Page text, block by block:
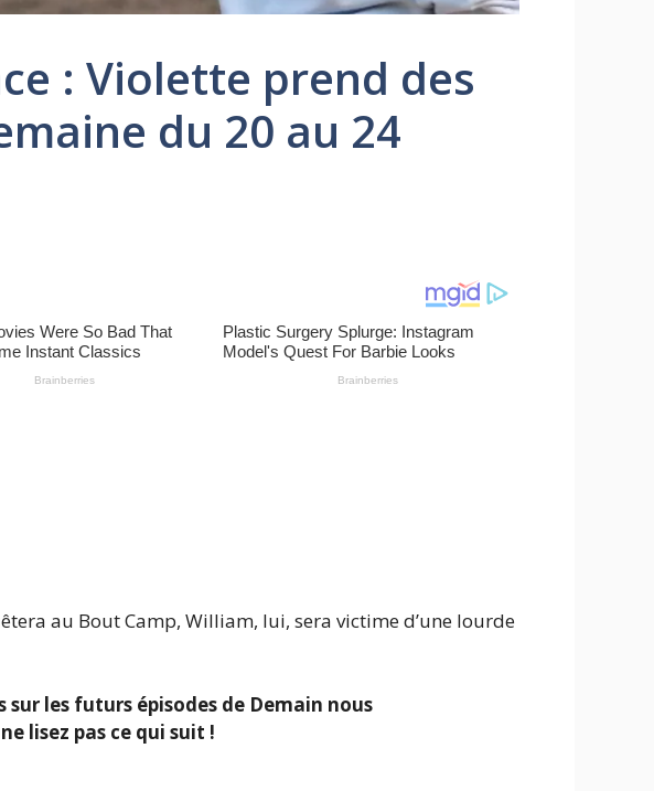
: Violette prend des
du 20 au 24
au Bout Camp, William, lui, sera victime d’une lourde
les futurs épisodes de Demain nous
lisez pas ce qui suit !